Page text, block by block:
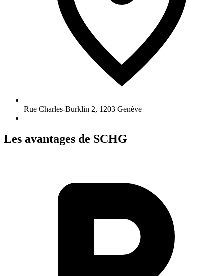
Rue Charles-Burklin 2, 1203 Genève
Les avantages de SCHG